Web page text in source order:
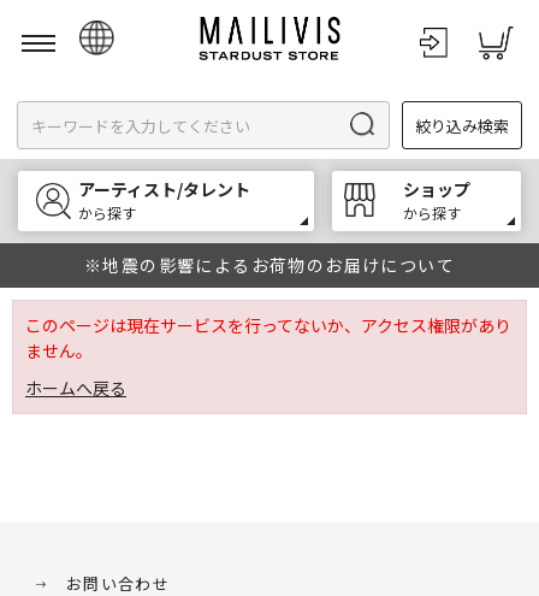
English
한국어
中文
絞り込み検索
アーティスト/タレント
から探す
ショップ
から探す
※地震の影響によるお荷物のお届けについて
このページは現在サービスを行ってないか、アクセス権限があり
ません。
ホームへ戻る
お問い合わせ